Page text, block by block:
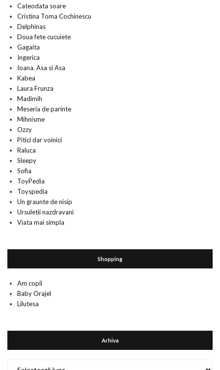
Cateodata soare
Cristina Toma Cochinescu
Delphinas
Doua fete cucuiete
Gagaita
Ingerica
Ioana. Asa si Asa
Kabea
Laura Frunza
Madimih
Meseria de parinte
Mihnisme
Ozzy
Pitici dar voinici
Raluca
Sleepy
Sofia
ToyPedia
Toyspedia
Un graunte de nisip
Ursuletii nazdravani
Viata mai simpla
Shopping
Am copil
Baby Orajel
Lilutesa
Arhiva